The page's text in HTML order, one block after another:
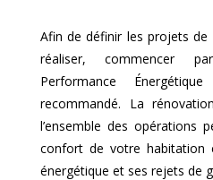
Afin de définir les projets
réaliser, commencer
Performance
recommandé. La
l’ensemble des opérations
confort de votre habitation
énergétique et ses rejets de